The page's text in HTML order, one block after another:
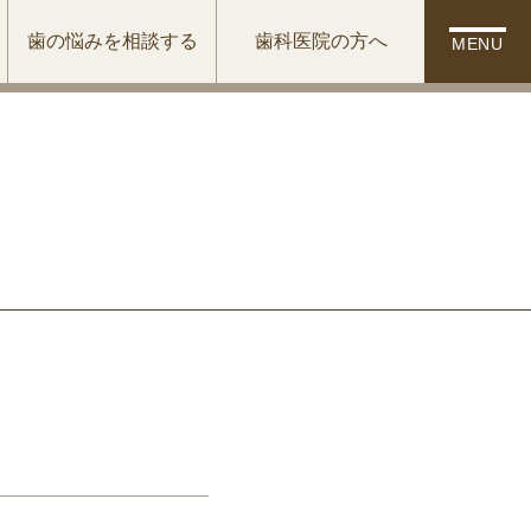
歯の悩みを相談する 歯科医院の方へ MENU